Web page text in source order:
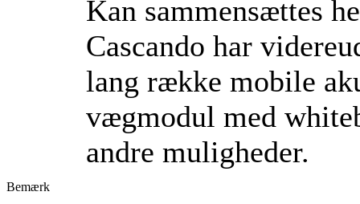
Kan sammensættes
Bemærk
Cascando har
lang række mobile
vægmodul med
andre muligheder.